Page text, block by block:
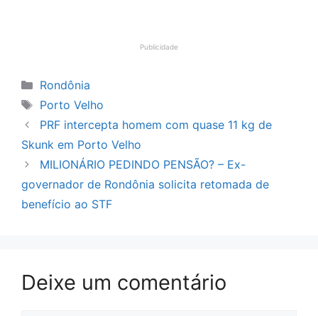
Publicidade
Categorias
Rondônia
Tags
Porto Velho
PRF intercepta homem com quase 11 kg de
Skunk em Porto Velho
MILIONÁRIO PEDINDO PENSÃO? – Ex-
governador de Rondônia solicita retomada de
benefício ao STF
Deixe um comentário